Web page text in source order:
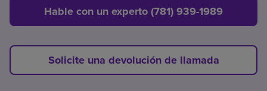
Hable con un experto (781) 939-1989
Solicite una devolución de llamada